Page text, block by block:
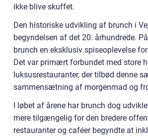
ikke blive skuffet.
Den historiske udvikling af brunch i
begyndelsen af det 20. århundrede.
brunch en eksklusiv spiseoplevelse
Det var primært forbundet med store
luksusrestauranter, der tilbød denne
sammensætning af morgenmad og
I løbet af årene har brunch dog
mere tilgængelig for den bredere
restauranter og caféer begyndte at